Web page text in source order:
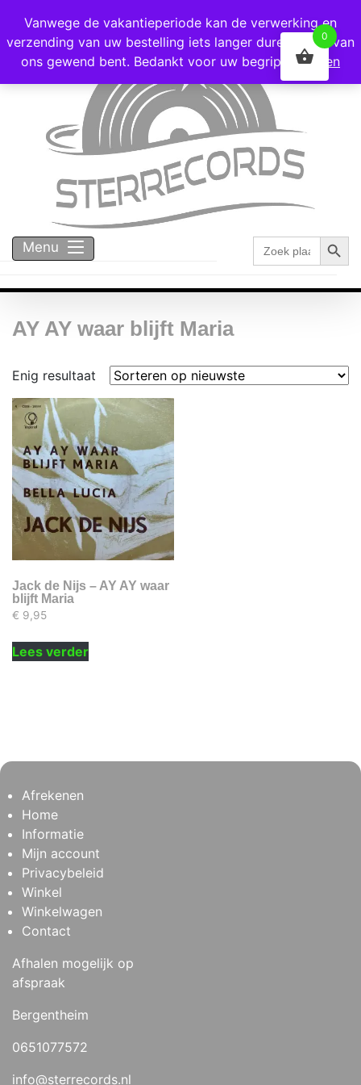
Voor 16:00 besteld = vandaag verzonden!
Menu
Zoek
naar:
AY AY waar blijft Maria
Enig resultaat
Jack de Nijs – AY AY waar
blijft Maria
€ 9,95
Lees verder
Afrekenen
Home
Informatie
Mijn account
Privacybeleid
Winkel
Winkelwagen
Contact
Afhalen mogelijk op
afspraak
Bergentheim
0651077572
info@sterrecords.nl
Vanwege de vakantieperiode kan de verwerking en
verzending van uw bestelling iets langer duren dan u van
ons gewend bent. Bedankt voor uw begrip!
Negeren
0